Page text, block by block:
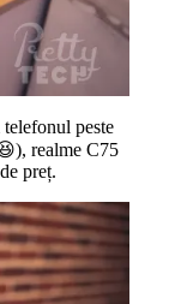
peste
realme C75
preț.